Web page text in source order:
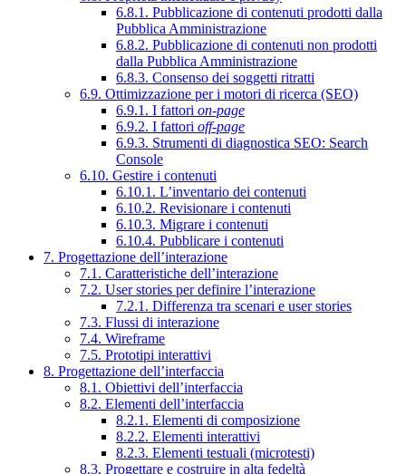
6.8.1. Pubblicazione di contenuti prodotti dalla
Pubblica Amministrazione
6.8.2. Pubblicazione di contenuti non prodotti
dalla Pubblica Amministrazione
6.8.3. Consenso dei soggetti ritratti
6.9. Ottimizzazione per i motori di ricerca (SEO)
6.9.1. I fattori on-page
6.9.2. I fattori off-page
6.9.3. Strumenti di diagnostica SEO: Search
Console
6.10. Gestire i contenuti
6.10.1. L’inventario dei contenuti
6.10.2. Revisionare i contenuti
6.10.3. Migrare i contenuti
6.10.4. Pubblicare i contenuti
7. Progettazione dell’interazione
7.1. Caratteristiche dell’interazione
7.2. User stories per definire l’interazione
7.2.1. Differenza tra scenari e user stories
7.3. Flussi di interazione
7.4. Wireframe
7.5. Prototipi interattivi
8. Progettazione dell’interfaccia
8.1. Obiettivi dell’interfaccia
8.2. Elementi dell’interfaccia
8.2.1. Elementi di composizione
8.2.2. Elementi interattivi
8.2.3. Elementi testuali (microtesti)
8.3. Progettare e costruire in alta fedeltà